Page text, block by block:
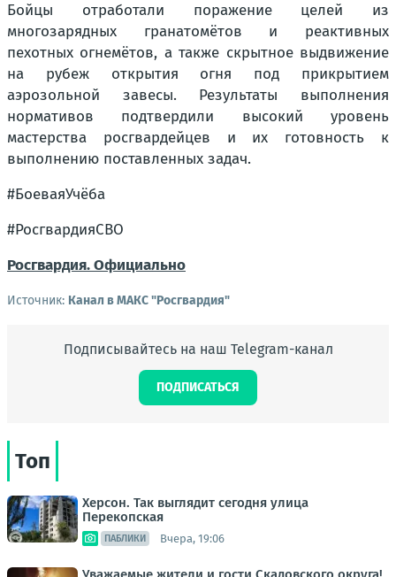
Бойцы отработали поражение целей из
многозарядных гранатомётов и реактивных
пехотных огнемётов, а также скрытное выдвижение
на рубеж открытия огня под прикрытием
аэрозольной завесы. Результаты выполнения
нормативов подтвердили высокий уровень
мастерства росгвардейцев и их готовность к
выполнению поставленных задач.
#БоеваяУчёба
#РосгвардияСВО
Росгвардия. Официально
Источник: Канал в МАКС "Росгвардия"
Подписывайтесь на наш Telegram-канал
ПОДПИСАТЬСЯ
Топ
Херсон. Так выглядит сегодня улица
Перекопская
ПАБЛИКИ Вчера, 19:06